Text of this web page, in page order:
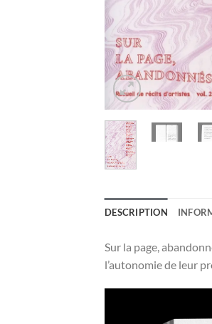
DESCRIPTION
Sur la page,
l’autonomie de leur